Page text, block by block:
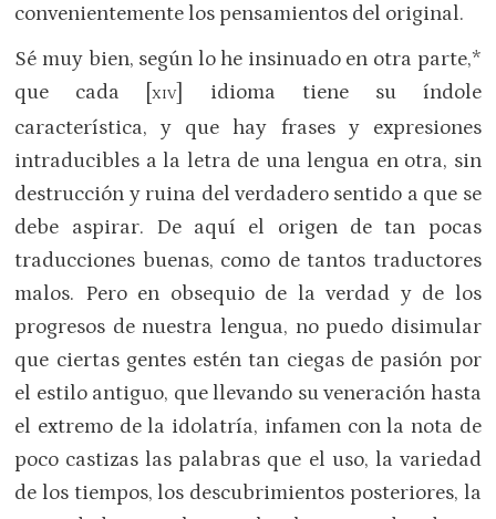
convenientemente los pensamientos del original.
Sé muy bien, según lo he insinuado en otra parte,*
que cada [XIV] idioma tiene su índole
característica, y que hay frases y expresiones
intraducibles a la letra de una lengua en otra, sin
destrucción y ruina del verdadero sentido a que se
debe aspirar. De aquí el origen de tan pocas
traducciones buenas, como de tantos traductores
malos. Pero en obsequio de la verdad y de los
progresos de nuestra lengua, no puedo disimular
que ciertas gentes estén tan ciegas de pasión por
el estilo antiguo, que llevando su veneración hasta
el extremo de la idolatría, infamen con la nota de
poco castizas las palabras que el uso, la variedad
de los tiempos, los descubrimientos posteriores, la